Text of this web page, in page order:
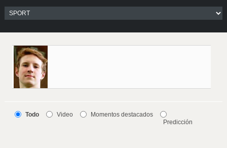
Todo Video
Momentos destacados
Predicción